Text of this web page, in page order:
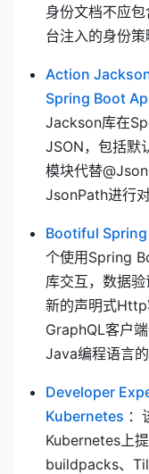
身份文档不应
台注入的身份策
Action
Spring Boot
Jackson库在
JSON，包括默
模块代替
JsonPath进行
Bootiful
个使用Spring
库交互，数据
新的声明式
GraphQL客户
Java编程语言的
Developer
Kubernetes ：
Kubernetes上
buildpacks、